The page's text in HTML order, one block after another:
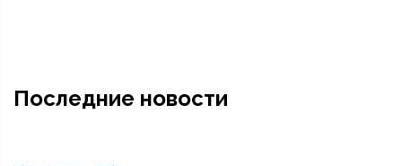
Последние новости